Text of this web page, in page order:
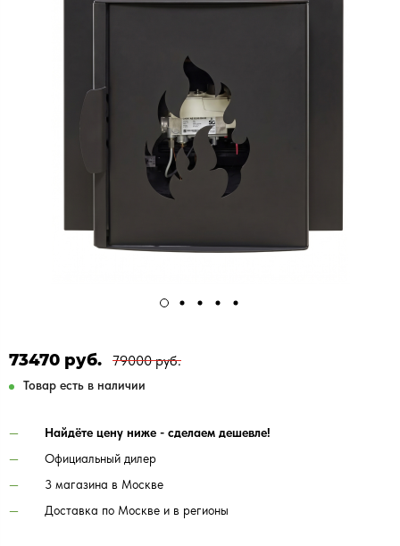
73470 руб. 79000 руб.
Товар есть в наличии
Найдёте цену ниже - сделаем дешевле!
Официальный дилер
3 магазина в Москве
Доставка по Москве и в регионы